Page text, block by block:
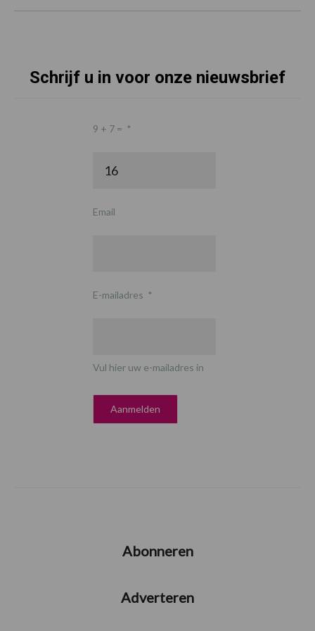
Schrijf u in voor onze nieuwsbrief
9 + 7 = *
Email
E-mailadres *
Vul hier uw e-mailadres in
Abonneren
Adverteren